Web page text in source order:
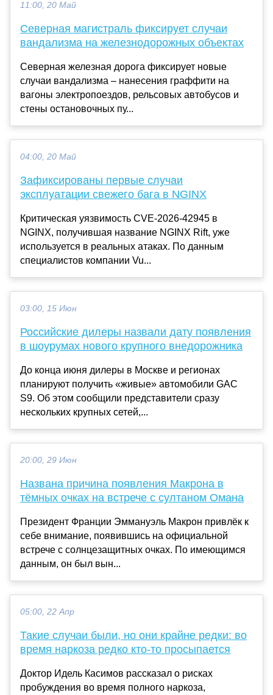
11:00, 20 Май
Северная магистраль фиксирует случаи
вандализма на железнодорожных объектах
Северная железная дорога фиксирует новые
случаи вандализма – нанесения граффити на
вагоны электропоездов, рельсовых автобусов и
стены остановочных пу...
04:00, 20 Май
Зафиксированы первые случаи
эксплуатации свежего бага в NGINX
Критическая уязвимость CVE-2026-42945 в
NGINX, получившая название NGINX Rift, уже
используется в реальных атаках. По данным
специалистов компании Vu...
03:00, 15 Июн
Российские дилеры назвали дату появления
в шоурумах нового крупного внедорожника
До конца июня дилеры в Москве и регионах
планируют получить «живые» автомобили GAC
S9. Об этом сообщили представители сразу
нескольких крупных сетей,...
20:00, 29 Июн
Названа причина появления Макрона в
тёмных очках на встрече с султаном Омана
Президент Франции Эммануэль Макрон привлёк к
себе внимание, появившись на официальной
встрече с солнцезащитных очках. По имеющимся
данным, он был вын...
05:00, 22 Апр
Такие случаи были, но они крайне редки: во
время наркоза редко кто-то просыпается
Доктор Идель Касимов рассказал о рисках
пробуждения во время полного наркоза,